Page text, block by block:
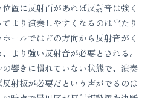
置に反射面があれば反射音は強く
より演奏しやすくなるのは当たり
ールではどの方向から反射音がく
より強い反射音が必要とされる。
響きに慣れていない状態で、演奏
射板が必要だという声がでるのは